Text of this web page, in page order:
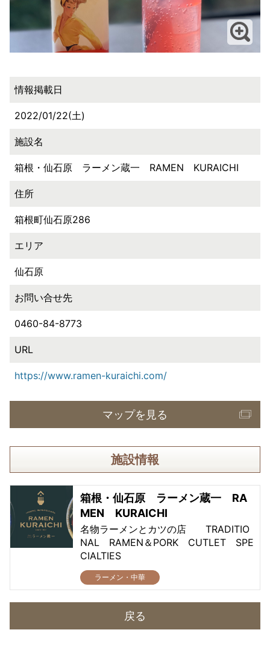
情報掲載日
2022/01/22(土)
施設名
箱根・仙石原 ラーメン蔵一 RAMEN KURAICHI
住所
箱根町仙石原286
エリア
仙石原
お問い合せ先
0460-84-8773
URL
https://www.ramen-kuraichi.com/
マップを見る
施設情報
箱根・仙石原 ラーメン蔵一 RA
MEN KURAICHI
名物ラーメンとカツの店 TRADITIO
NAL RAMEN＆PORK CUTLET SPE
CIALTIES
ラーメン・中華
戻る